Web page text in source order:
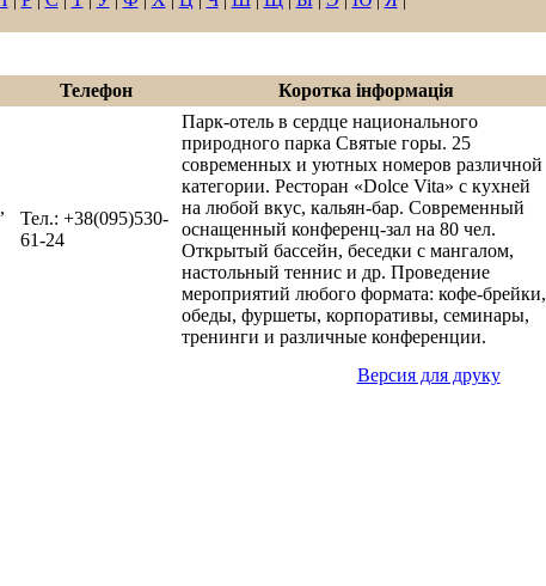
Телефон Коротка інформація
Тел.: +38(095)530-
61-24
Парк-отель в сердце национального
природного парка Святые горы. 25
современных и уютных номеров различной
категории. Ресторан «Dolce Vita» с кухней
на любой вкус, кальян-бар. Современный
оснащенный конференц-зал на 80 чел.
Открытый бассейн, беседки с мангалом,
настольный теннис и др. Проведение
мероприятий любого формата: кофе-брейки,
обеды, фуршеты, корпоративы, семинары,
тренинги и различные конференции.
Версия для друку